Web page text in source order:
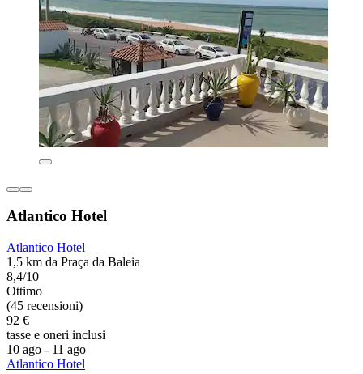
Atlantico Hotel
Atlantico Hotel
1,5 km da Praça da Baleia
8,4/10
Ottimo
(45 recensioni)
92 €
tasse e oneri inclusi
10 ago - 11 ago
Atlantico Hotel